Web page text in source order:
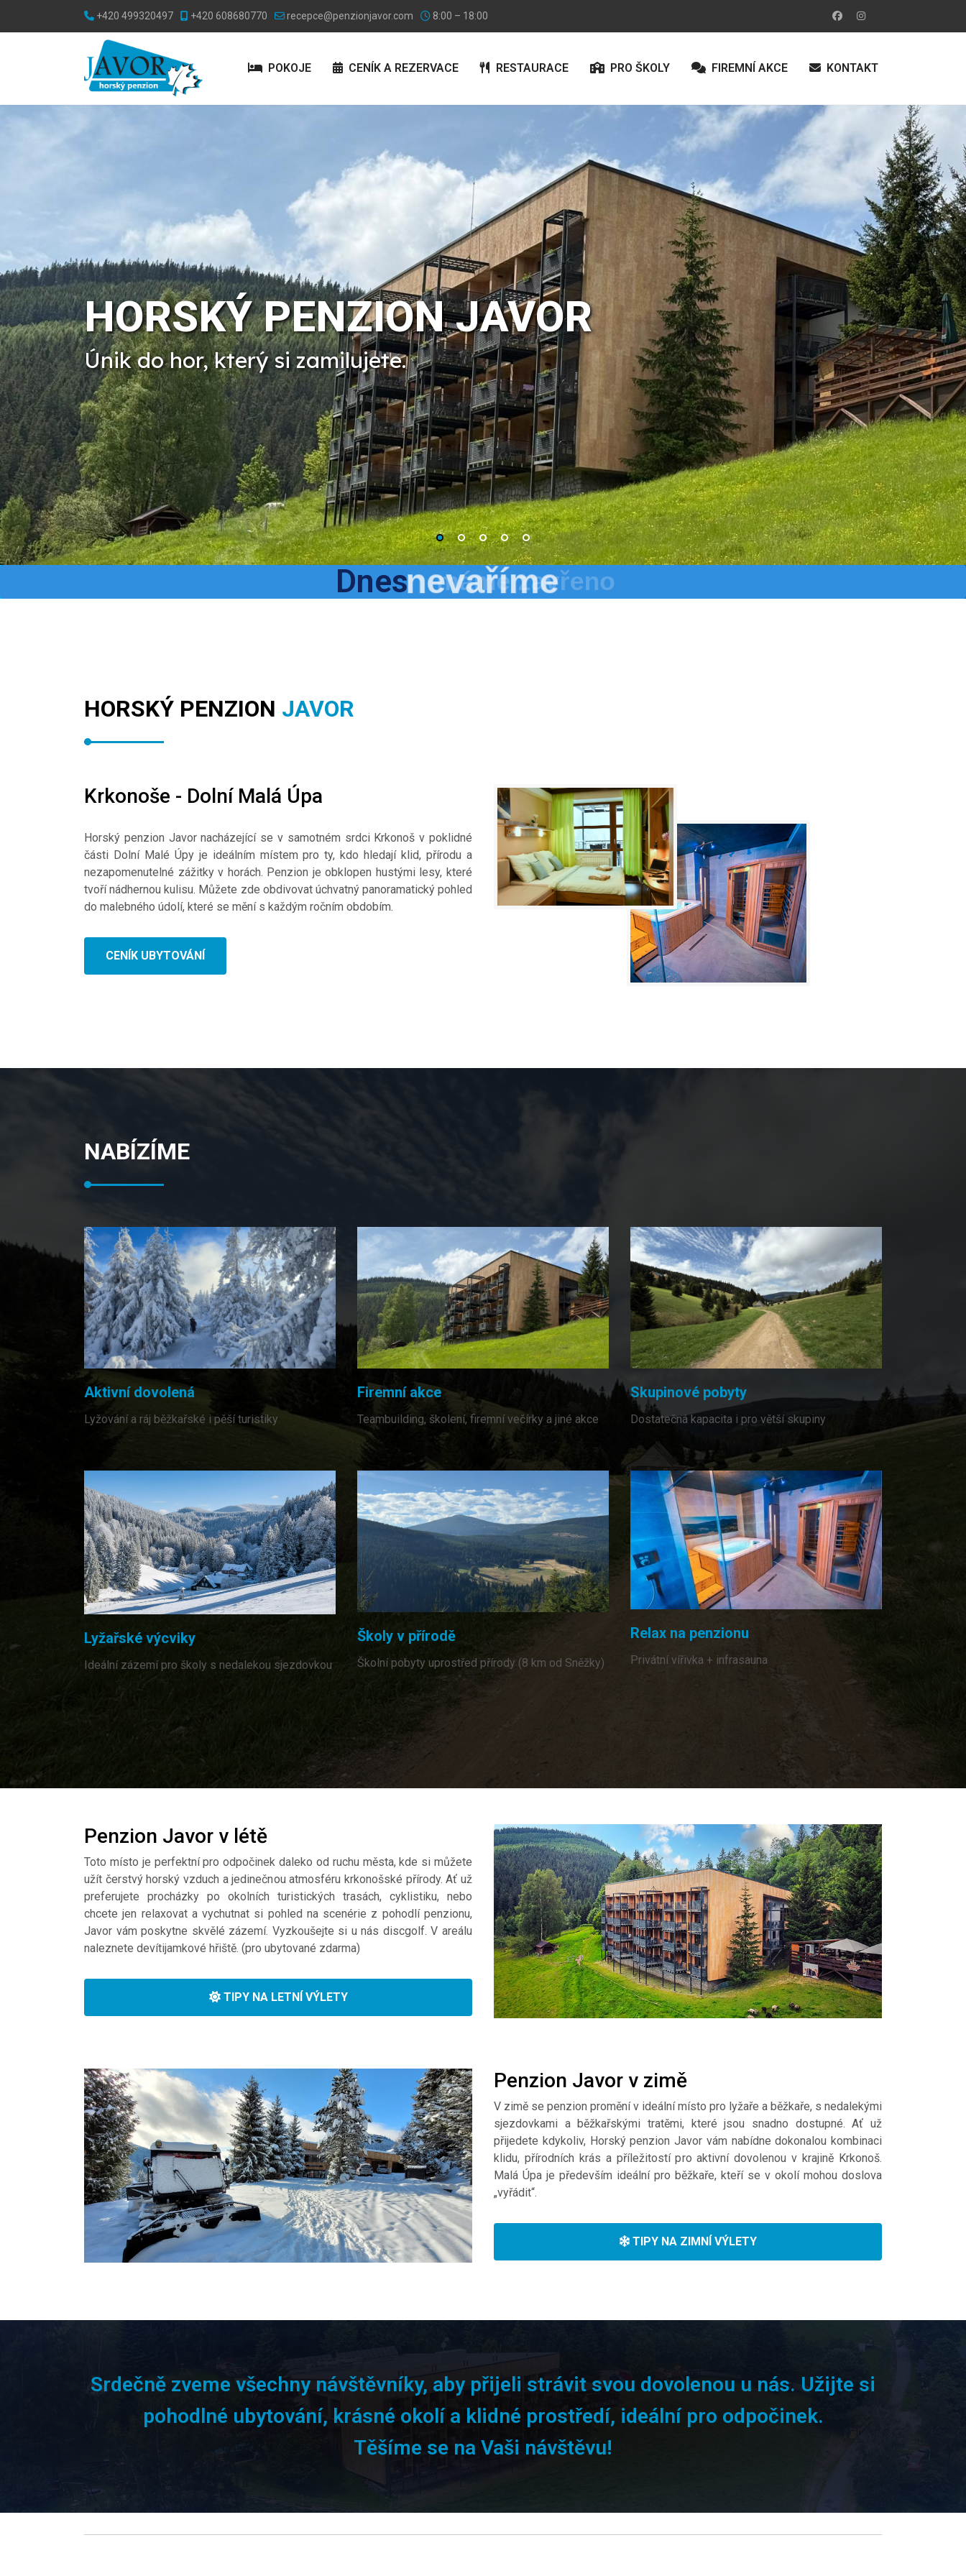
+420 499320497 +420 608680770 recepce@penzionjavor.com
8:00 – 18:00
POKOJE CENÍK A REZERVACE RESTAURACE PRO ŠKOLY FIREMNÍ AKCE KONTAKT
HORSKÝ PENZIONJAVOR
Únik do hor, který si zamilujete.
Dnesnevaříme
HORSKÝ PENZION JAVOR
Krkonoše - Dolní Malá Úpa
Horský penzion Javor nacházející se v samotném srdci Krkonoš v poklidné
části Dolní Malé Úpy je ideálním místem pro ty, kdo hledají klid, přírodu a
nezapomenutelné zážitky v horách. Penzion je obklopen hustými lesy, které
tvoří nádhernou kulisu. Můžete zde obdivovat úchvatný panoramatický pohled
do malebného údolí, které se mění s každým ročním obdobím.
CENÍK UBYTOVÁNÍ
NABÍZÍME
Aktivní dovolená
Lyžování a ráj běžkařské i pěší turistiky
Lyžařské výcviky
Ideální zázemí pro školy s nedalekou sjezdovkou
Firemní akce
Teambuilding, školení, firemní večírky a jiné akce
Školy v přírodě
Školní pobyty uprostřed přírody (8 km od Sněžky)
Skupinové pobyty
Dostatečná kapacita i pro větší skupiny
Relax na penzionu
Privátní vířivka + infrasauna
Penzion Javor v létě
Toto místo je perfektní pro odpočinek daleko od ruchu města, kde si můžete
užít čerstvý horský vzduch a jedinečnou atmosféru krkonošské přírody. Ať už
preferujete procházky po okolních turistických trasách, cyklistiku, nebo
chcete jen relaxovat a vychutnat si pohled na scenérie z pohodlí penzionu,
Javor vám poskytne skvělé zázemí. Vyzkoušejte si u nás discgolf. V areálu
naleznete devítijamkové hřiště. (pro ubytované zdarma)
TIPY NA LETNÍ VÝLETY
Penzion Javor v zimě
V zimě se penzion promění v ideální místo pro lyžaře a běžkaře, s nedalekými
sjezdovkami a běžkařskými tratěmi, které jsou snadno dostupné. Ať už
přijedete kdykoliv, Horský penzion Javor vám nabídne dokonalou kombinaci
klidu, přírodních krás a příležitostí pro aktivní dovolenou v krajině Krkonoš.
Malá Úpa je především ideální pro běžkaře, kteří se v okolí mohou doslova
„vyřádit“.
TIPY NA ZIMNÍ VÝLETY
Srdečně zveme všechny návštěvníky, aby přijeli strávit svou dovolenou u nás. Užijte si
pohodlné ubytování, krásné okolí a klidné prostředí, ideální pro odpočinek.
Těšíme se na Vaši návštěvu!